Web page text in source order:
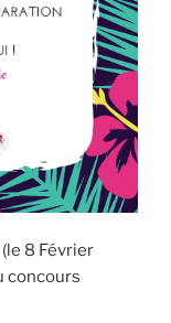
8 Février
concours